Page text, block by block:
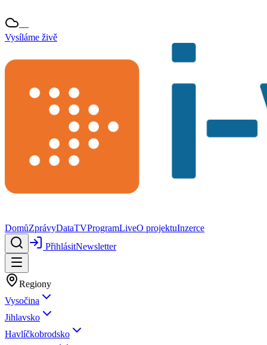
—
Vysíláme živě
DomůZprávyDataTVProgramLiveO projektuInzerce
PřihlásitNewsletter
Regiony
Vysočina
Jihlavsko
Havlíčkobrodsko